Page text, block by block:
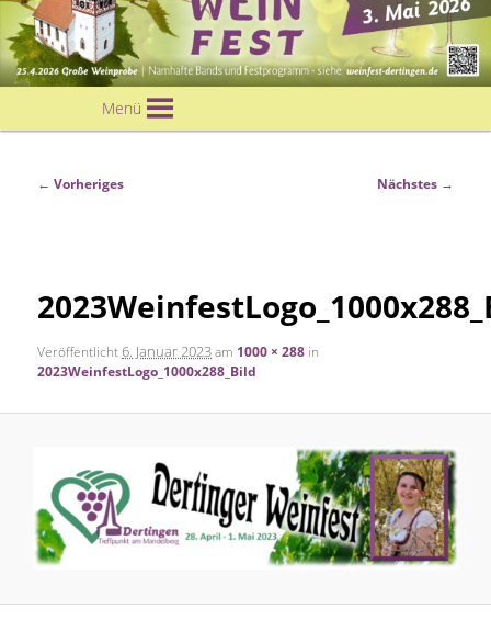
primären
springen
Menü
Bilder-
← Vorheriges Nächstes →
Veröffentlicht 6. Januar 2023am 1000 × 288 in
2023WeinfestLogo_1000x288_Bild